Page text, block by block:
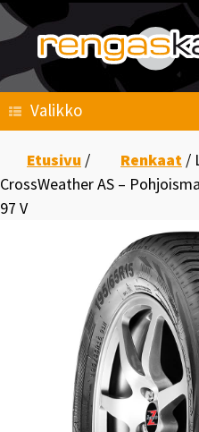
Skip
content
Valikko
Etusivu / Renkaat /
CrossWeather AS –
97 V